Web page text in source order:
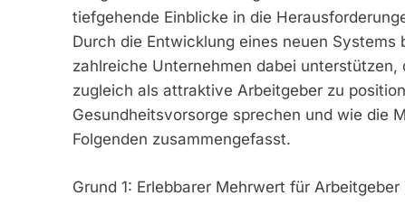
tiefgehende Einblicke in die
Durch die Entwicklung eines neuen
zahlreiche Unternehmen dabei
zugleich als attraktive Arbeitgeber zu
Gesundheitsvorsorge sprechen und wie die
Folgenden zusammengefasst.
Grund 1: Erlebbarer Mehrwert für